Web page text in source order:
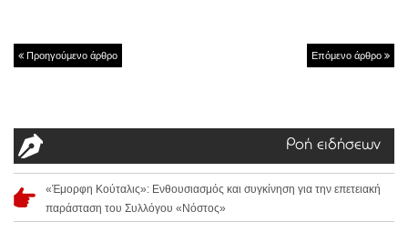
Προηγούμενο άρθρο Επόμενο άρθρο
Ροή ειδήσεων
«Έμορφη Κούταλις»: Ενθουσιασμός και συγκίνηση για την επετειακή
παράσταση του Συλλόγου «Νόστος»